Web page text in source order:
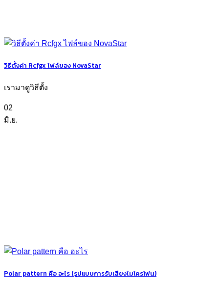
วิธีตั้งค่า Rcfgx ไฟล์ของ NovaStar
เรามาดูวิธีตั้ง
02
มิ.ย.
Polar pattern คือ อะไร (รูปแบบการรับเสียงไมโครโฟน)